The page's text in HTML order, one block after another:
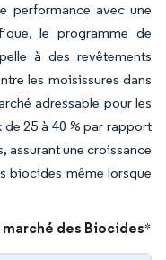
performance avec une
le programme de
à des revêtements
les moisissures dans
adressable pour les
25 à 40 % par rapport
assurant une croissance
biocides même lorsque
des Biocides*